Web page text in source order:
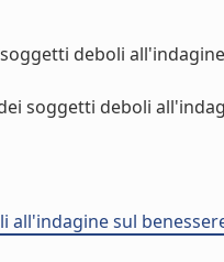
deboli
soggetti deboli
sul